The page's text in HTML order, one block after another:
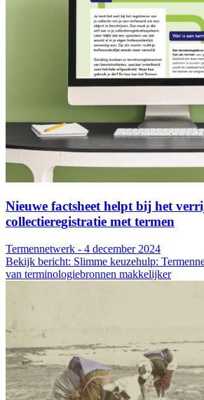
Nieuwe factsheet helpt bij het
collectieregistratie met termen
Termennetwerk - 4 december 2024
Bekijk bericht: Slimme keuzehulp:
van terminologiebronnen makkelijker